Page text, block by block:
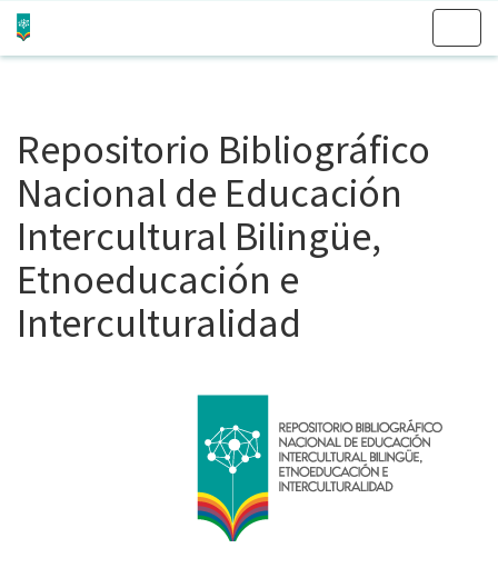
Repositorio Bibliográfico
Nacional de Educación
Intercultural Bilingüe,
Etnoeducación e
Interculturalidad